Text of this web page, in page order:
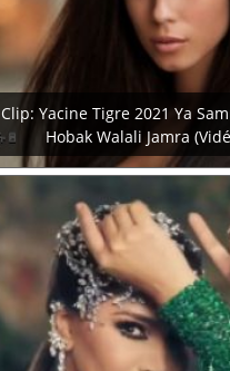
Clip: Yacine Tigre 2021 Ya
Hobak Walali Jamra